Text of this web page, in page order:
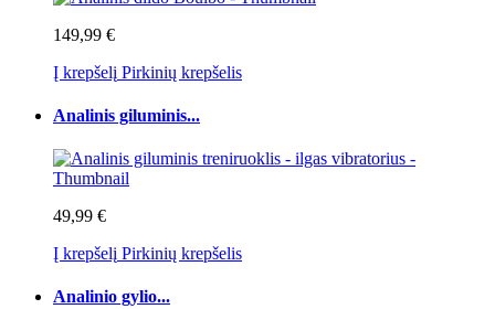
149,99 €
Į krepšelį Pirkinių krepšelis
Analinis giluminis...
49,99 €
Į krepšelį Pirkinių krepšelis
Analinio gylio...